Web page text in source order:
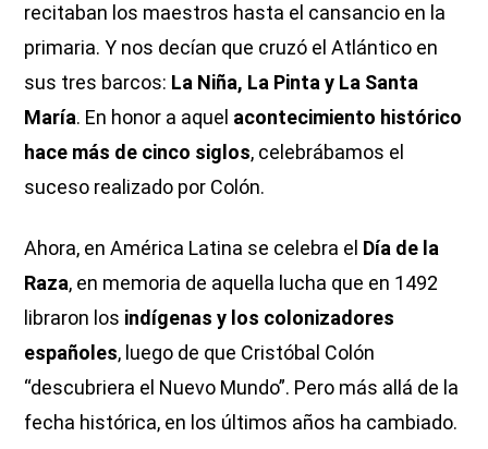
recitaban los maestros hasta el cansancio en la
primaria. Y nos decían que cruzó el Atlántico en
sus tres barcos: La Niña, La Pinta y La Santa
María. En honor a aquel acontecimiento histórico
hace más de cinco siglos, celebrábamos el
suceso realizado por Colón.
Ahora, en América Latina se celebra el Día de la
Raza, en memoria de aquella lucha que en 1492
libraron los indígenas y los colonizadores
españoles, luego de que Cristóbal Colón
“descubriera el Nuevo Mundo”. Pero más allá de la
fecha histórica, en los últimos años ha cambiado.